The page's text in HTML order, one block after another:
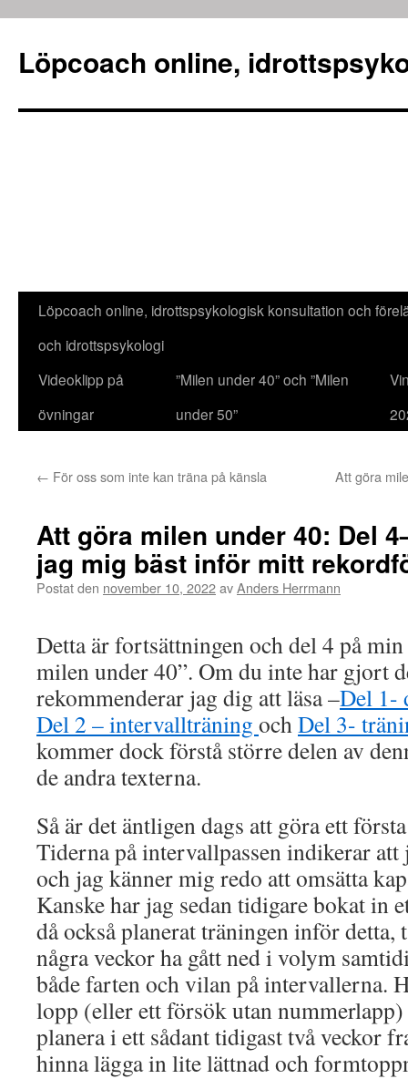
Löpcoach online,
Hoppa
till
innehåll
Löpcoach online, idrottspsykologisk konsultation och
och idrottspsykologi
Videoklipp på
övningar
”Milen under 40” och ”Milen
under 50”
← För oss som inte kan träna på känsla Att göra
Att göra milen under 40: Del
jag mig bäst inför mitt
Postat den november 10, 2022avAnders Herrmann
Detta är fortsättningen och del 4 på
milen under 40”. Om du inte har gjort
rekommenderar jag dig att läsa –Del 1-
Del 2 – intervallträning ochDel 3-
kommer dock förstå större delen av
de andra texterna.
Så är det äntligen dags att göra ett
Tiderna på intervallpassen indikerar
och jag känner mig redo att omsätta
Kanske har jag sedan tidigare bokat in
då också planerat träningen inför detta,
några veckor ha gått ned i volym
både farten och vilan på intervallerna.
lopp (eller ett försök utan
planera i ett sådant tidigast två veckor
hinna lägga in lite lättnad och